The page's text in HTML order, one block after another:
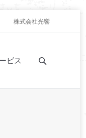
株式会社光響
ビス